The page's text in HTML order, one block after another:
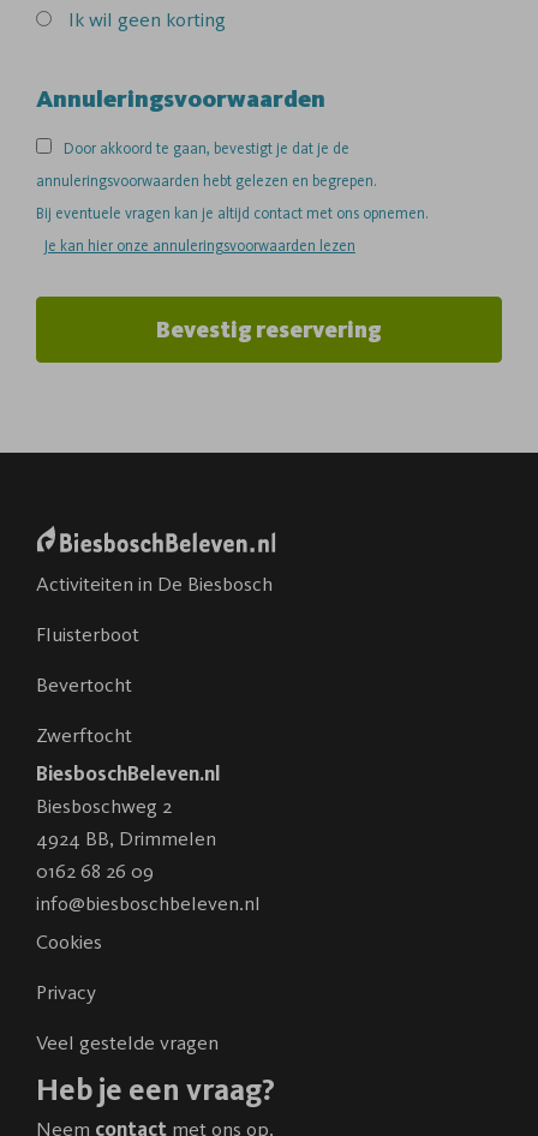
Ik wil geen korting
Annuleringsvoorwaarden
Door akkoord te gaan, bevestigt je dat je de
annuleringsvoorwaarden hebt gelezen en begrepen.
Bij eventuele vragen kan je altijd contact met ons opnemen.
Je kan hier onze annuleringsvoorwaarden lezen
Bevestig reservering
Activiteiten in De Biesbosch
Fluisterboot
Bevertocht
Zwerftocht
BiesboschBeleven.nl
Biesboschweg 2
4924 BB, Drimmelen
0162 68 26 09
info@biesboschbeleven.nl
Cookies
Privacy
Veel gestelde vragen
Heb je een vraag?
Neem contact met ons op.